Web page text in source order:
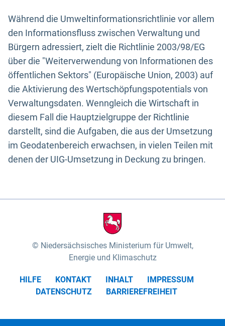
Während die Umweltinformationsrichtlinie vor allem
den Informationsfluss zwischen Verwaltung und
Bürgern adressiert, zielt die Richtlinie 2003/98/EG
über die "Weiterverwendung von Informationen des
öffentlichen Sektors" (Europäische Union, 2003) auf
die Aktivierung des Wertschöpfungspotentials von
Verwaltungsdaten. Wenngleich die Wirtschaft in
diesem Fall die Hauptzielgruppe der Richtlinie
darstellt, sind die Aufgaben, die aus der Umsetzung
im Geodatenbereich erwachsen, in vielen Teilen mit
denen der UIG-Umsetzung in Deckung zu bringen.
Niedersächsisches Ministerium für Umwelt,
Energie und Klimaschutz
HILFE KONTAKT INHALT
IMPRESSUM
DATENSCHUTZ
BARRIEREFREIHEIT